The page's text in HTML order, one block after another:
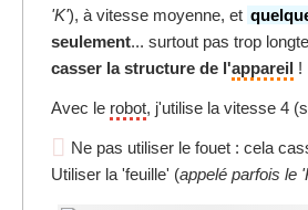
'K'), à vitesse moyenne, et
seulement... surtout pas trop
casser la structure de l'appareil !
Avec le robot, j'utilise la vitesse 4
Ne pas utiliser le fouet : cela
Utiliser la 'feuille' (appelé parfois le